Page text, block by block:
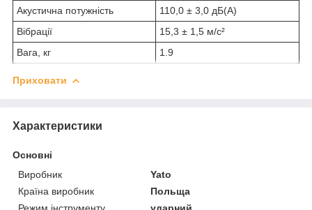
Акустична потужність
110,0 ± 3,0 дБ(А)
Вібрації
15,3 ± 1,5 м/с²
Вага, кг
1.9
Приховати
Характеристики
Основні
Виробник
Yato
Країна виробник
Польща
Режим інструменту
ударний